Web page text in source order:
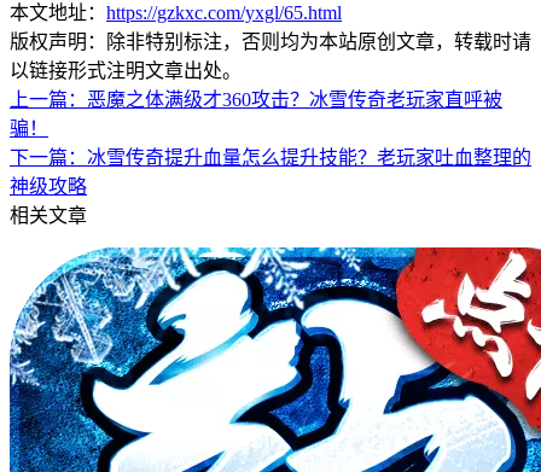
本文地址： https://gzkxc.com/yxgl/65.html
版权声明：除非特别标注，否则均为本站原创文章，转载时请
以链接形式注明文章出处。
上一篇： 恶魔之体满级才360攻击？冰雪传奇老玩家直呼被
骗！
下一篇： 冰雪传奇提升血量怎么提升技能？老玩家吐血整理的
神级攻略
相关文章